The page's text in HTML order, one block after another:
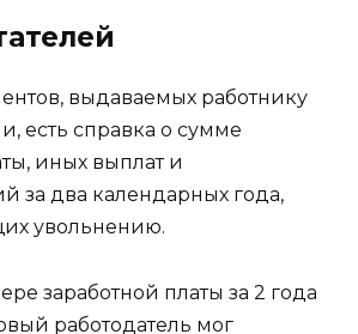
выдаваемых работнику
есть справка о сумме
иных выплат и
за два календарных года,
увольнению.
заработной платы за 2 года
работодатель мог